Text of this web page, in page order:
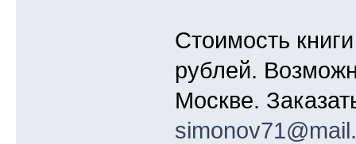
Стоимость
рублей.
Москве.